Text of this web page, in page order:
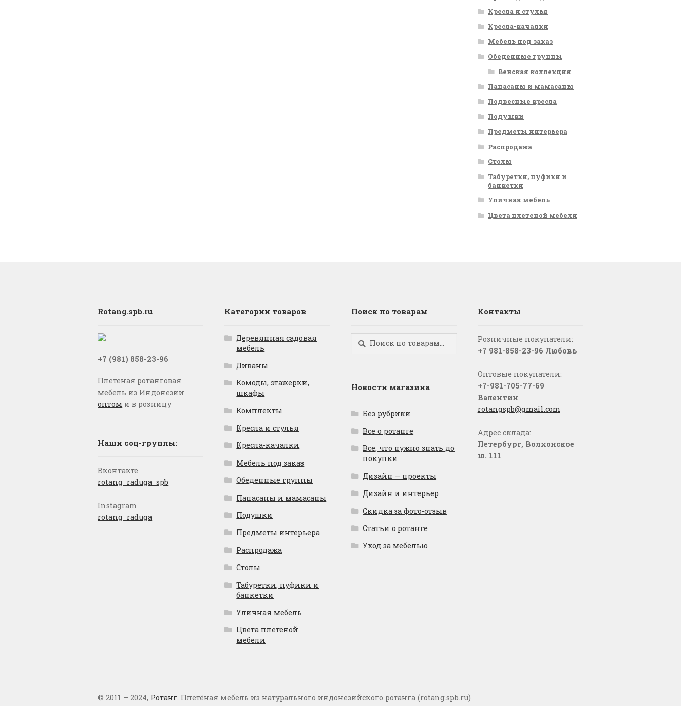
Кресла и стулья
Кресла-качалки
Мебель под заказ
Обеденные группы
Венская коллекция
Папасаны и мамасаны
Подвесные кресла
Подушки
Предметы интерьера
Распродажа
Столы
Табуретки, пуфики и
банкетки
Уличная мебель
Цвета плетеной мебели
Rotang.spb.ru
+7 (981) 858-23-96
Плетеная ротанговая
мебель из Индонезии
оптом и в розницу
Наши соц-группы:
Вконтакте
rotang_raduga_spb
Instagram
rotang_raduga
Категории товаров
Деревянная садовая
мебель
Диваны
Комоды, этажерки,
шкафы
Комплекты
Кресла и стулья
Кресла-качалки
Мебель под заказ
Обеденные группы
Папасаны и мамасаны
Подушки
Предметы интерьера
Распродажа
Столы
Табуретки, пуфики и
банкетки
Уличная мебель
Цвета плетеной
мебели
Поиск по товарам
Искать:
Поиск
Новости магазина
Без рубрики
Все о ротанге
Все, что нужно знать до
покупки
Дизайн — проекты
Дизайн и интерьер
Скидка за фото-отзыв
Статьи о ротанге
Уход за мебелью
Контакты
Розничные покупатели:
+7 981-858-23-96 Любовь
Оптовые покупатели:
+7-981-705-77-69
Валентин
rotangspb@gmail.com
Адрес склада:
Петербург, Волхонское
ш. 111
© 2011 – 2024, Ротанг. Плетёная мебель из натурального индонезийского ротанга (rotang.spb.ru)